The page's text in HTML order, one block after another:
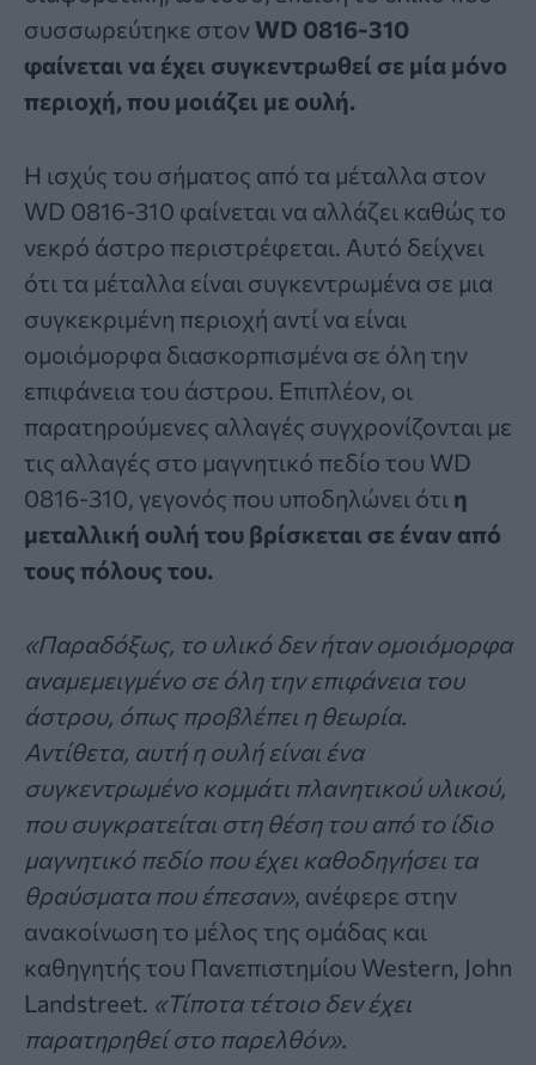
συσσωρεύτηκε στον WD 0816-310
φαίνεται να έχει συγκεντρωθεί σε μία μόνο
περιοχή, που μοιάζει με ουλή.
Η ισχύς του σήματος από τα μέταλλα στον
WD 0816-310 φαίνεται να αλλάζει καθώς το
νεκρό άστρο περιστρέφεται. Αυτό δείχνει
ότι τα μέταλλα είναι συγκεντρωμένα σε μια
συγκεκριμένη περιοχή αντί να είναι
ομοιόμορφα διασκορπισμένα σε όλη την
επιφάνεια του άστρου. Επιπλέον, οι
παρατηρούμενες αλλαγές συγχρονίζονται με
τις αλλαγές στο μαγνητικό πεδίο του WD
0816-310, γεγονός που υποδηλώνει ότι η
μεταλλική ουλή του βρίσκεται σε έναν από
τους πόλους του.
«Παραδόξως, το υλικό δεν ήταν ομοιόμορφα
αναμεμειγμένο σε όλη την επιφάνεια του
άστρου, όπως προβλέπει η θεωρία.
Αντίθετα, αυτή η ουλή είναι ένα
συγκεντρωμένο κομμάτι πλανητικού υλικού,
που συγκρατείται στη θέση του από το ίδιο
μαγνητικό πεδίο που έχει καθοδηγήσει τα
θραύσματα που έπεσαν», ανέφερε στην
ανακοίνωση το μέλος της ομάδας και
καθηγητής του Πανεπιστημίου Western, John
Landstreet. «Τίποτα τέτοιο δεν έχει
παρατηρηθεί στο παρελθόν».